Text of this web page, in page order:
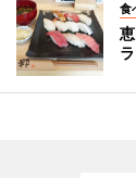
食